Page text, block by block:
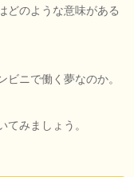
どのような意味がある
ニで働く夢なのか。
てみましょう。